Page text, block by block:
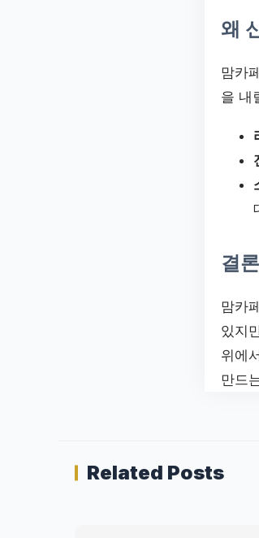
왜
맘카
을 내
결론
맘카
있지
위에
만드
Related Posts